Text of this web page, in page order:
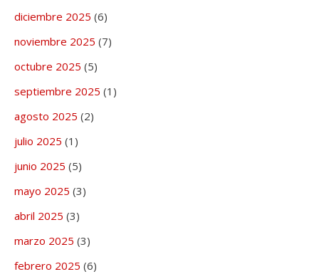
diciembre 2025 (6)
noviembre 2025 (7)
octubre 2025 (5)
septiembre 2025 (1)
agosto 2025 (2)
julio 2025 (1)
junio 2025 (5)
mayo 2025 (3)
abril 2025 (3)
marzo 2025 (3)
febrero 2025 (6)